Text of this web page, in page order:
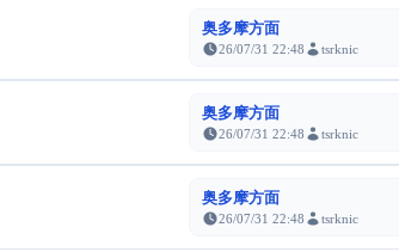
奥多摩方面
26/07/31 22:48 tsrknic
奥多摩方面
26/07/31 22:48 tsrknic
奥多摩方面
26/07/31 22:48 tsrknic